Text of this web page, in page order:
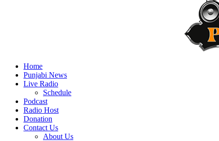
Home
Punjabi News
Live Radio
Schedule
Podcast
Radio Host
Donation
Contact Us
About Us